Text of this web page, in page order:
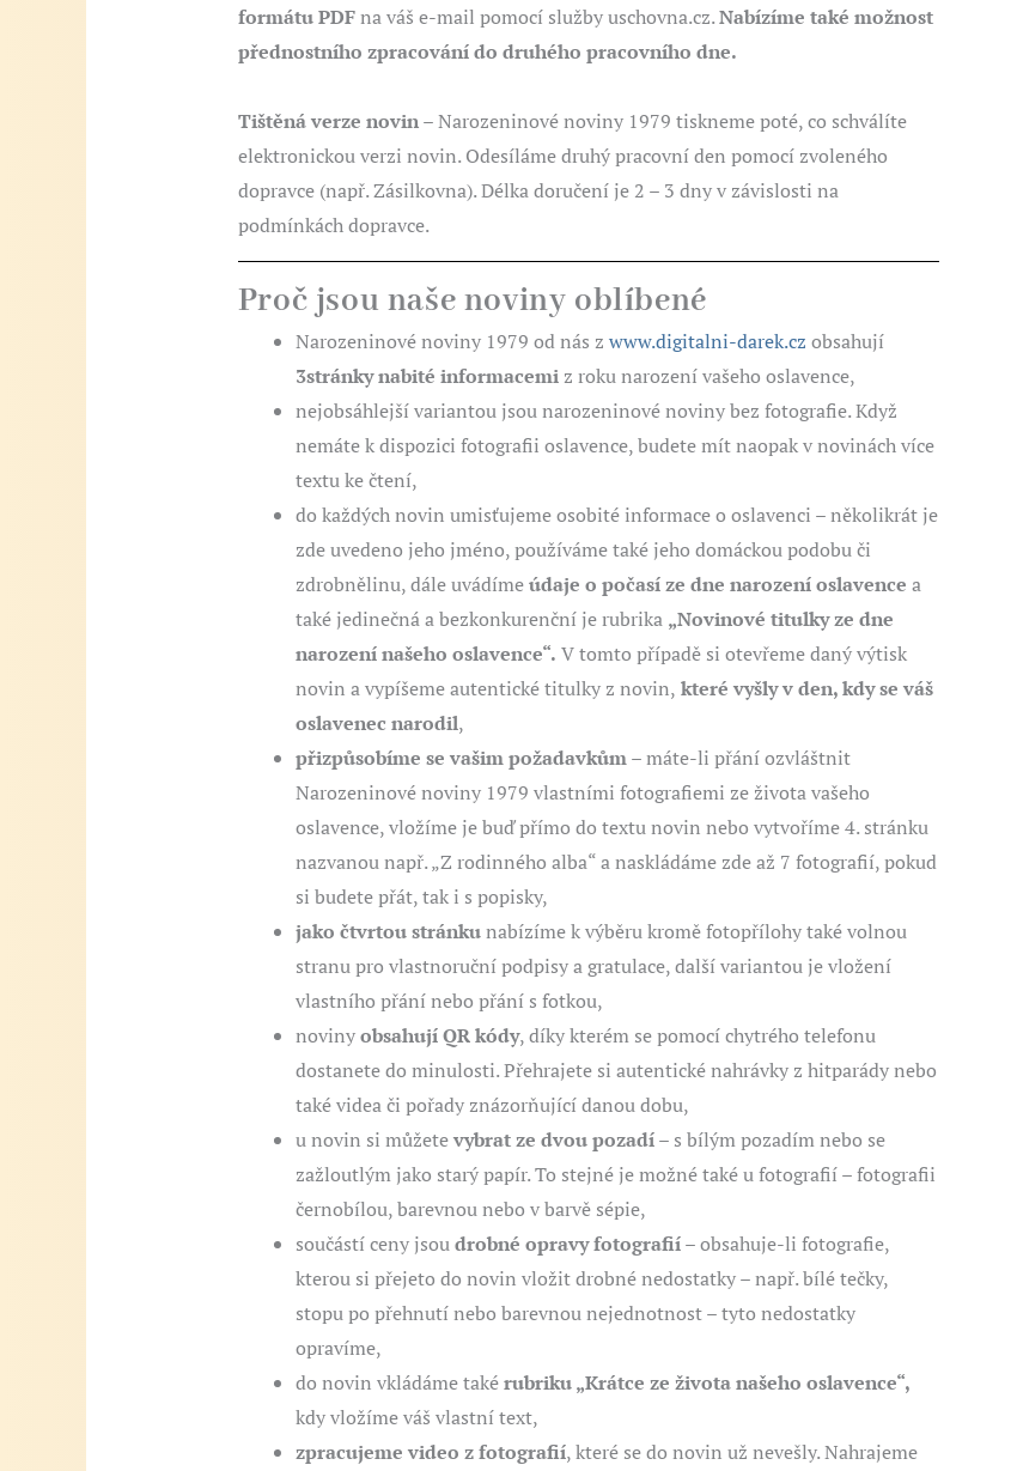
formátu PDFna váš e-mail pomocí služby uschovna.cz.Nabízíme také možnost
přednostního zpracování do druhého pracovního dne.
Tištěná verze novin– Narozeninové noviny 1979 tiskneme poté, co schválíte
elektronickou verzi novin. Odesíláme druhý pracovní den pomocí zvoleného
dopravce (např. Zásilkovna). Délka doručení je 2 – 3 dny v závislosti na
podmínkách dopravce.
Proč jsou naše noviny oblíbené
Narozeninové noviny 1979 od nás z www.digitalni-darek.cz obsahují
3stránky nabité informacemiz roku narození vašeho oslavence,
nejobsáhlejší variantou jsou narozeninové noviny bez fotografie. Když
nemáte k dispozici fotografii oslavence, budete mít naopak v novinách více
textu ke čtení,
do každých novin umisťujeme osobité informace o oslavenci – několikrát je
zde uvedeno jeho jméno, používáme také jeho domáckou podobu či
zdrobnělinu, dále uvádímeúdaje o počasí ze dne narození oslavence a
také jedinečná a bezkonkurenční je rubrika „Novinové titulky ze dne
narození našeho oslavence“. V tomto případě si otevřeme daný výtisk
novin a vypíšeme autentické titulky z novin, které vyšly v den, kdy se váš
oslavenec narodil,
přizpůsobíme se vašim požadavkům– máte-li přání ozvláštnit
Narozeninové noviny 1979 vlastními fotografiemi ze života vašeho
oslavence, vložíme je buď přímo do textu novin nebo vytvoříme 4. stránku
nazvanou např. „Z rodinného alba“ a naskládáme zde až 7 fotografií, pokud
si budete přát, tak i s popisky,
jako čtvrtou stránkunabízíme k výběru kromě fotopřílohy také volnou
stranu pro vlastnoruční podpisy a gratulace, další variantou je vložení
vlastního přání nebo přání s fotkou,
novinyobsahují QR kódy, díky kterém se pomocí chytrého telefonu
dostanete do minulosti. Přehrajete si autentické nahrávky z hitparády nebo
také videa či pořady znázorňující danou dobu,
u novin si můžetevybrat ze dvou pozadí– s bílým pozadím nebo se
zažloutlým jako starý papír. To stejné je možné také u fotografií – fotografii
černobílou, barevnou nebo v barvě sépie,
součástí ceny jsoudrobné opravy fotografií– obsahuje-li fotografie,
kterou si přejeto do novin vložit drobné nedostatky – např. bílé tečky,
stopu po přehnutí nebo barevnou nejednotnost – tyto nedostatky
opravíme,
do novin vkládáme takérubriku „Krátce ze života našeho oslavence“,
kdy vložíme váš vlastní text,
zpracujeme video z fotografií, které se do novin už nevešly. Nahrajeme